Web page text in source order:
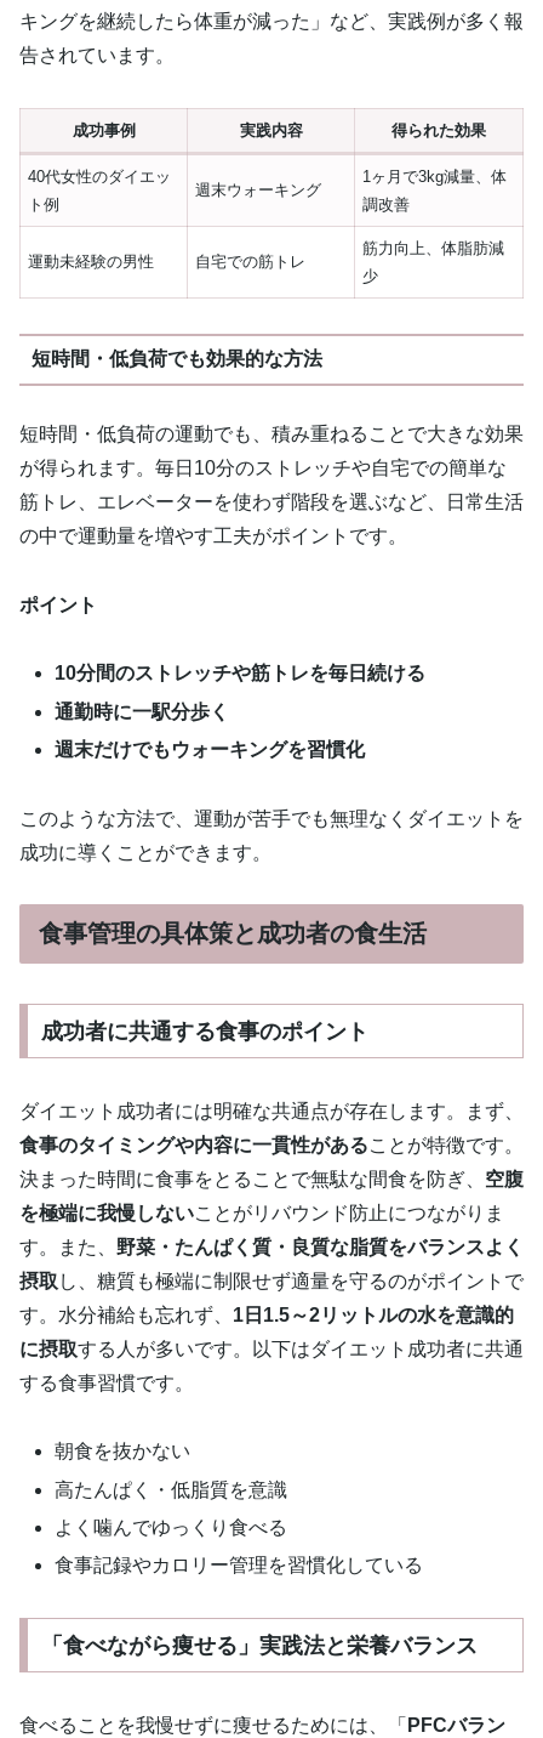
キングを継続したら体重が減った」など、実践例が多く報
告されています。
成功事例 実践内容 得られた効果
40代女性のダイエッ
ト例
週末ウォーキング
1ヶ月で3kg減量、体
調改善
運動未経験の男性 自宅での筋トレ
筋力向上、体脂肪減
少
短時間・低負荷でも効果的な方法
短時間・低負荷の運動でも、積み重ねることで大きな効果
が得られます。毎日10分のストレッチや自宅での簡単な
筋トレ、エレベーターを使わず階段を選ぶなど、日常生活
の中で運動量を増やす工夫がポイントです。
ポイント
10分間のストレッチや筋トレを毎日続ける
通勤時に一駅分歩く
週末だけでもウォーキングを習慣化
このような方法で、運動が苦手でも無理なくダイエットを
成功に導くことができます。
食事管理の具体策と成功者の食生活
成功者に共通する食事のポイント
ダイエット成功者には明確な共通点が存在します。まず、
食事のタイミングや内容に一貫性があることが特徴です。
決まった時間に食事をとることで無駄な間食を防ぎ、 空腹
を極端に我慢しないことがリバウンド防止につながりま
す。また、 野菜・たんぱく質・良質な脂質をバランスよく
摂取 し、糖質も極端に制限せず適量を守るのがポイントで
す。水分補給も忘れず、 1日1.5～2リットルの水を意識的
に摂取する人が多いです。以下はダイエット成功者に共通
する食事習慣です。
朝食を抜かない
高たんぱく・低脂質を意識
よく噛んでゆっくり食べる
食事記録やカロリー管理を習慣化している
「食べながら痩せる」実践法と栄養バランス
食べることを我慢せずに痩せるためには、「 PFCバラン